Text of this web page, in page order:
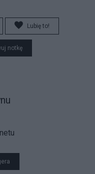
Lubię to!
notkę